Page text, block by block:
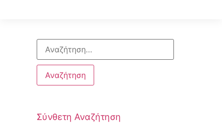
Σύνθετη Αναζήτηση